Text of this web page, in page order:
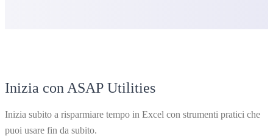
Inizia con ASAP Utilities
Inizia subito a risparmiare tempo in Excel con strumenti pratici che
puoi usare fin da subito.